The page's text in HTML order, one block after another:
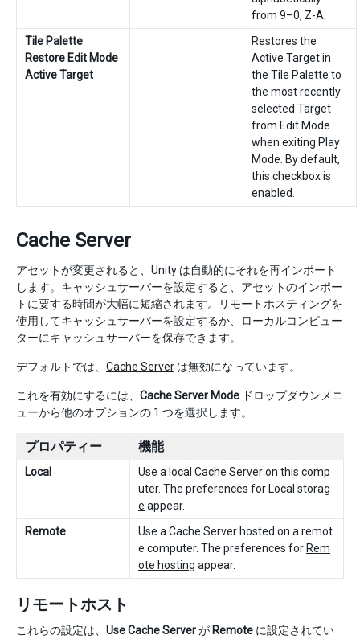
from 9–0, Z-A.
Tile Palette
Restore Edit Mode
Active Target
Restores the
Active Target in
the Tile Palette to
the most recently
selected Target
from Edit Mode
when exiting Play
Mode. By default,
this checkbox is
enabled.
Cache Server
アセットが変更されると、Unity は自動的にそれを再インポート
します。キャッシュサーバーを設定すると、アセットのインポー
トに要する時間が大幅に短縮されます。リモートホスティングを
使用してキャッシュサーバーを設定するか、ローカルコンピュー
ターにキャッシュサーバーを保存できます。
デフォルトでは、 Cache Server は無効になっています。
これを有効にするには、 Cache Server Mode ドロップダウンメニ
ューから他のオプションの 1 つを選択します。
プロパティー 機能
Local
Use a local Cache Server on this comp
uter. The preferences for Local storag
e appear.
Remote
Use a Cache Server hosted on a remot
e computer. The preferences for Rem
ote hosting appear.
リモートホスト
これらの設定は、 Use Cache Serverが Remote に設定されてい